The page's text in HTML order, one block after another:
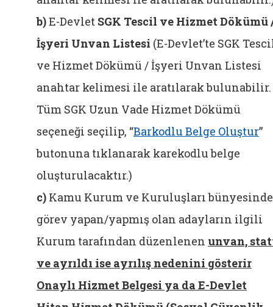
b)E-Devlet SGK Tescil ve Hizmet Dökümü
İşyeri Unvan Listesi (E-Devlet’te SGK
ve Hizmet Dökümü / İşyeri Unvan Listesi
anahtar kelimesi ile aratılarak bulunabilir.
Tüm SGK Uzun Vade Hizmet Dökümü
seçeneği seçilip, “Barkodlu Belge Oluştur”
butonuna tıklanarak karekodlu belge
oluşturulacaktır.)
c) Kamu Kurum ve Kuruluşları bünyesinde
görev yapan/yapmış olan adayların ilgili
Kurum tarafından düzenlenen unvan,
ve ayrıldı ise ayrılış nedenini gösterir
Onaylı Hizmet Belgesi ya da E-Devlet